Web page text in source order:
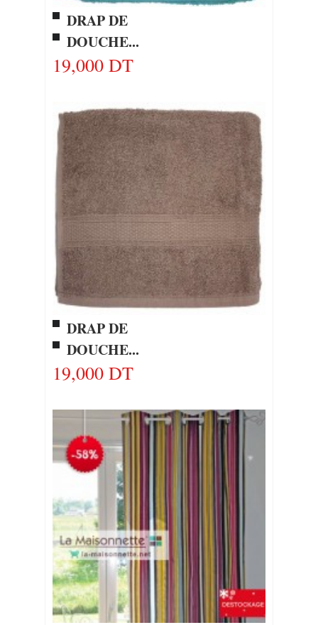
DRAP DE
DOUCHE...
19,000 DT
DRAP DE
DOUCHE...
19,000 DT